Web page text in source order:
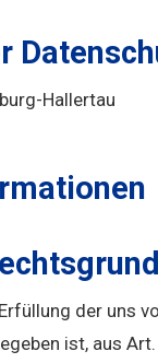
Hallertau
der uns
ist, aus